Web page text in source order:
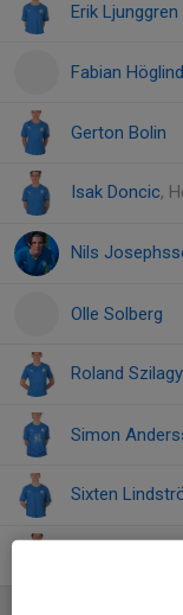
Erik Ljunggren
Fabian Höglind
Gerton Bolin
Isak Doncic,
Nils
Olle Solberg
Roland
Simon
Sixten